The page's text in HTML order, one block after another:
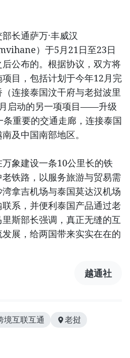
长通萨万·丰威汉
）于5月21日至23日
公布的。根据协议，双方将
目，包括计划于今年12月完
连接泰国汶干府与老挝波里
启动的另一项项目——升级
重要的交通走廊，连接泰国
及中国南部地区。
象建设一条10公里长的铁
铁路，以服务旅游与贸易需
拿吉机场与泰国莫达汉机场
系，并便利泰国产品通过老
斯部长强调，真正无缝的互
展，给两国带来实实在在的
越通社
境互联互通
老挝